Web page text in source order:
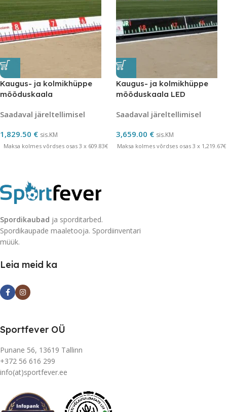
Kaugus- ja kolmikhüppe
mõõduskaala
Saadaval järeltellimisel
1,829.50 € sis.KM
Maksa kolmes võrdses osas 3 x 609.83€
Kaugus- ja kolmikhüppe
mõõduskaala LED
Saadaval järeltellimisel
3,659.00 € sis.KM
Maksa kolmes võrdses osas 3 x 1,219.67€
Spordikaubad ja sporditarbed.
Spordikaupade maaletooja. Spordiinventari
müük.
Leia meid ka
Sportfever OÜ
Punane 56, 13619 Tallinn
+372 56 616 299
info(at)sportfever.ee